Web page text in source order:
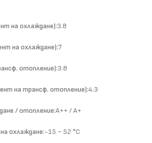
на охлаждане):3.8
на охлаждане):7
отопление):3.8
на трансф. отопление):4.3
/ отопление:A++ / A+
охлаждане:-15 ~ 52 °C